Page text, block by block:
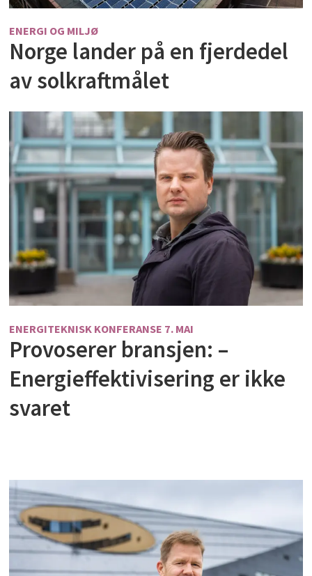
ENERGI OG MILJØ
Norge lander på en fjerdedel
av solkraftmålet
ENERGITEKNISK KONFERANSE 7. MAI
Provoserer bransjen: –
Energieffektivisering er ikke
svaret